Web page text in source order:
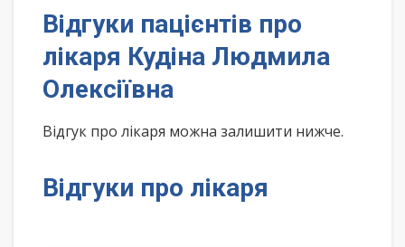
Відгуки пацієнтів про
лікаря Кудіна Людмила
Олексіївна
Відгук про лікаря можна залишити нижче.
Відгуки про лікаря